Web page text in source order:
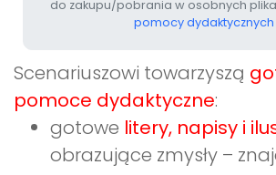
do zakupu/pobrania w osobnych
pomocy dydaktycznych
Scenariuszowi towarzyszą
pomoce dydaktyczne:
gotowe litery, napisy i
obrazujące zmysły –